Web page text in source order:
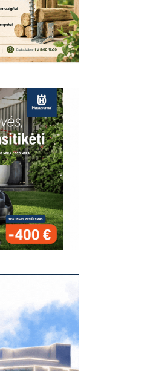
03:19
Latavėnai: pasaulio
lietuvių vyskupo
tėviškė